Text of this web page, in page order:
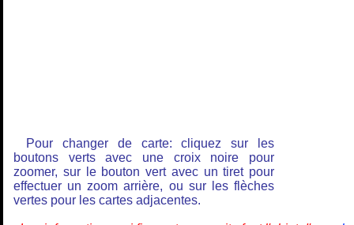
Pour changer de carte: cliquez sur les
boutons verts avec une croix noire pour
zoomer, sur le bouton vert avec un tiret pour
effectuer un zoom arrière, ou sur les flèches
vertes pour les cartes adjacentes.